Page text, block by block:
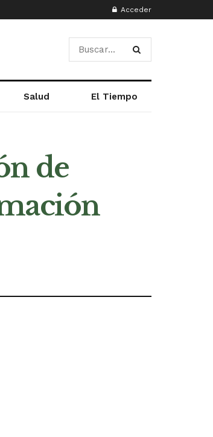
Acceder
Salud El Tiempo
de